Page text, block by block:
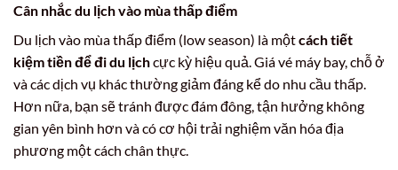
Cân nhắc du lịch vào mùa thấp điểm
Du lịch vào mùa thấp điểm (low season) là mộtcách tiết
kiệm tiền để đi du lịchcực kỳ hiệu quả. Giá vé máy bay, chỗ ở
và các dịch vụ khác thường giảm đáng kể do nhu cầu thấp.
Hơn nữa, bạn sẽ tránh được đám đông, tận hưởng không
gian yên bình hơn và có cơ hội trải nghiệm văn hóa địa
phương một cách chân thực.